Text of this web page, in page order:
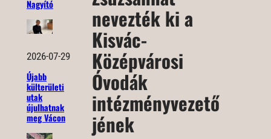
Nagyító
2026-07-29
Újabb
külterületi
utak
újulhatnak
meg Vácon
nevezték ki a
Kisvác-
Középvárosi
Óvodák
intézményvezető
jének